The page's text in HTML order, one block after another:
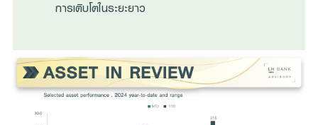
การเติบโตในระยะยาว